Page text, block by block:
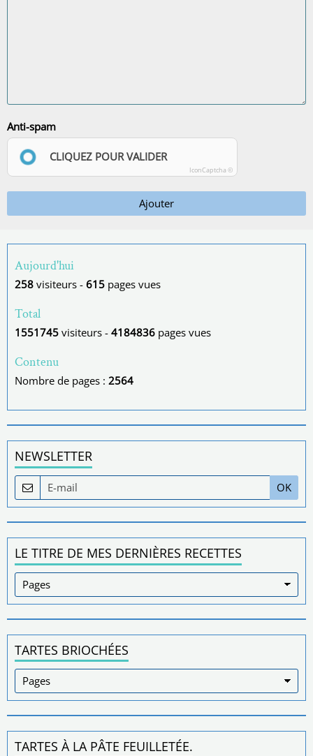
Anti-spam
CLIQUEZ POUR VALIDER
IconCaptcha ©
Ajouter
Aujourd'hui
258 visiteurs - 615 pages vues
Total
1551745 visiteurs - 4184836 pages vues
Contenu
Nombre de pages : 2564
NEWSLETTER
OK
LE TITRE DE MES DERNIÈRES RECETTES
TARTES BRIOCHÉES
TARTES À LA PÂTE FEUILLETÉE.